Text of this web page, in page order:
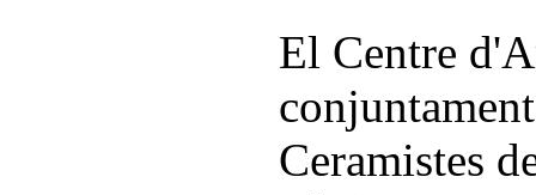
El Centre
Ceramistes